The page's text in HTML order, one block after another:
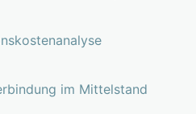
im Mittelstand